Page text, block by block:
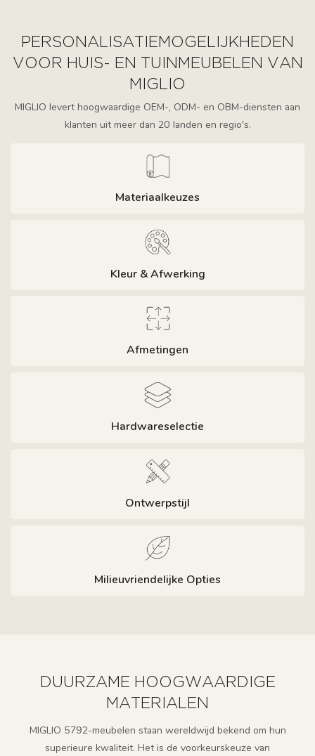
PERSONALISATIEMOGELIJKHEDEN
VOOR HUIS- EN TUINMEUBELEN VAN
MIGLIO
MIGLIO levert hoogwaardige OEM-, ODM- en OBM-diensten aan
klanten uit meer dan 20 landen en regio's.
Materiaalkeuzes
Kleur & Afwerking
Afmetingen
Hardwareselectie
Ontwerpstijl
Milieuvriendelijke Opties
DUURZAME HOOGWAARDIGE
MATERIALEN
MIGLIO 5792-meubelen staan ​​wereldwijd bekend om hun
superieure kwaliteit. Het is de voorkeurskeuze van